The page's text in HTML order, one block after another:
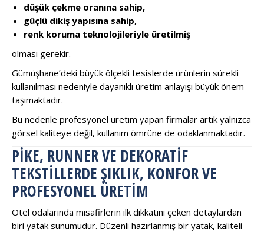
düşük çekme oranına sahip,
güçlü dikiş yapısına sahip,
renk koruma teknolojileriyle üretilmiş
olması gerekir.
Gümüşhane’deki büyük ölçekli tesislerde ürünlerin sürekli
kullanılması nedeniyle dayanıklı üretim anlayışı büyük önem
taşımaktadır.
Bu nedenle profesyonel üretim yapan firmalar artık yalnızca
görsel kaliteye değil, kullanım ömrüne de odaklanmaktadır.
PIKE, RUNNER VE DEKORATIF
TEKSTILLERDE ŞIKLIK, KONFOR VE
PROFESYONEL ÜRETIM
Otel odalarında misafirlerin ilk dikkatini çeken detaylardan
biri yatak sunumudur. Düzenli hazırlanmış bir yatak, kaliteli